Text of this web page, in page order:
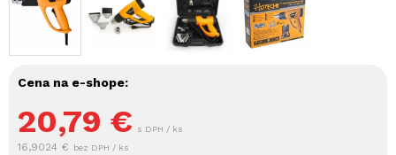
Cena na e-shope:
20,79 € s DPH / ks
16,9024 € bez DPH / ks